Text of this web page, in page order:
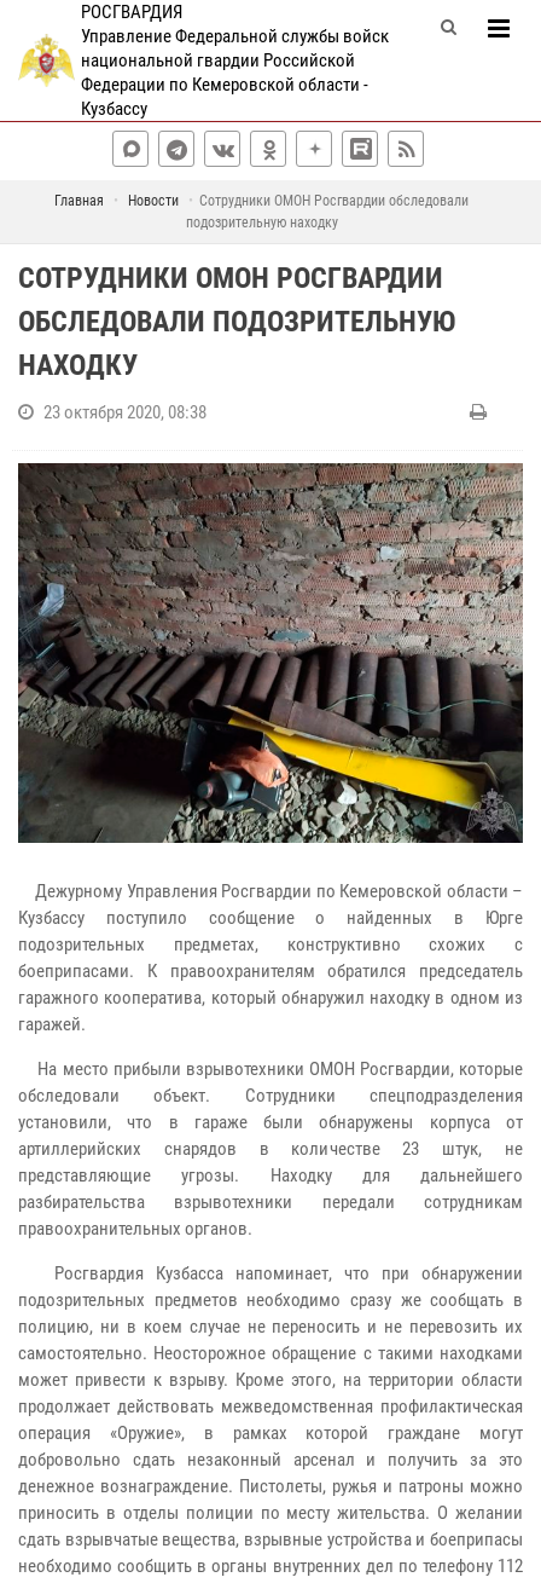
РОСГВАРДИЯ
Управление Федеральной службы войск
национальной гвардии Российской
Федерации по Кемеровской области -
Кузбассу
Главная Новости
Сотрудники ОМОН Росгвардии обследовали
подозрительную находку
СОТРУДНИКИ ОМОН РОСГВАРДИИ
ОБСЛЕДОВАЛИ ПОДОЗРИТЕЛЬНУЮ
НАХОДКУ
23 октября 2020, 08:38
Дежурному Управления Росгвардии по Кемеровской области –
Кузбассу поступило сообщение о найденных в Юрге
подозрительных предметах, конструктивно схожих с
боеприпасами. К правоохранителям обратился председатель
гаражного кооператива, который обнаружил находку в одном из
гаражей.
На место прибыли взрывотехники ОМОН Росгвардии, которые
обследовали объект. Сотрудники спецподразделения
установили, что в гараже были обнаружены корпуса от
артиллерийских снарядов в количестве 23 штук, не
представляющие угрозы. Находку для дальнейшего
разбирательства взрывотехники передали сотрудникам
правоохранительных органов.
Росгвардия Кузбасса напоминает, что при обнаружении
подозрительных предметов необходимо сразу же сообщать в
полицию, ни в коем случае не переносить и не перевозить их
самостоятельно. Неосторожное обращение с такими находками
может привести к взрыву. Кроме этого, на территории области
продолжает действовать межведомственная профилактическая
операция «Оружие», в рамках которой граждане могут
добровольно сдать незаконный арсенал и получить за это
денежное вознаграждение. Пистолеты, ружья и патроны можно
приносить в отделы полиции по месту жительства. О желании
сдать взрывчатые вещества, взрывные устройства и боеприпасы
необходимо сообщить в органы внутренних дел по телефону 112